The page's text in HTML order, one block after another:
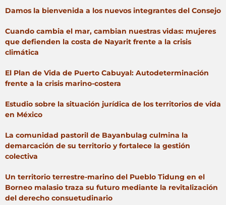
Damos la bienvenida a los nuevos integrantes del Consejo
Cuando cambia el mar, cambian nuestras vidas: mujeres
que defienden la costa de Nayarit frente a la crisis
climática
El Plan de Vida de Puerto Cabuyal: Autodeterminación
frente a la crisis marino-costera
Estudio sobre la situación jurídica de los territorios de vida
en México
La comunidad pastoril de Bayanbulag culmina la
demarcación de su territorio y fortalece la gestión
colectiva
Un territorio terrestre-marino del Pueblo Tidung en el
Borneo malasio traza su futuro mediante la revitalización
del derecho consuetudinario